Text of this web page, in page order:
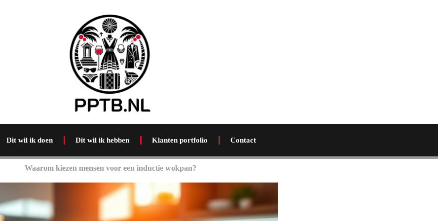
Dit wil ik doen Dit wil ik hebben Klanten portfolio Contact
Waarom kiezen mensen voor een inductie wokpan?